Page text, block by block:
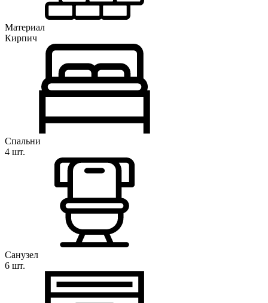
Материал
Кирпич
Спальни
4 шт.
Санузел
6 шт.